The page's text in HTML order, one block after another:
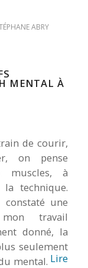
ABRY
MENTAL À
de courir,
on pense
muscles, à
technique.
une
travail
donné, la
seulement
mental. Lire